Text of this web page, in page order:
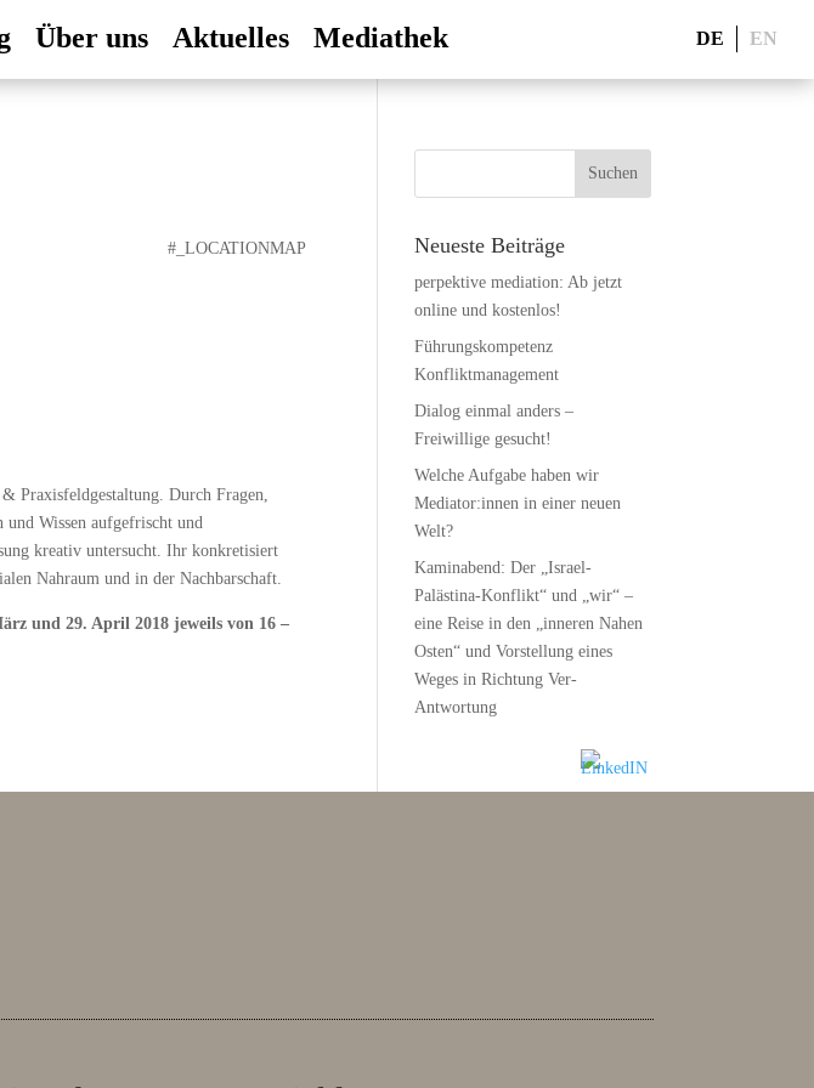
Über uns Aktuelles Mediathek DE EN
#_LOCATIONMAP
Praxisfeldgestaltung. Durch Fragen,
und Wissen aufgefrischt und
kreativ untersucht. Ihr konkretisiert
Nahraum und in der Nachbarschaft.
und 29. April 2018 jeweils von 16 –
Neueste Beiträge
perpektive mediation: Ab jetzt
online und kostenlos!
Führungskompetenz
Konfliktmanagement
Dialog einmal anders –
Freiwillige gesucht!
Welche Aufgabe haben wir
Mediator:innen in einer neuen
Welt?
Kaminabend: Der „Israel-
Palästina-Konflikt“ und „wir“ –
eine Reise in den „inneren Nahen
Osten“ und Vorstellung eines
Weges in Richtung Ver-
Antwortung